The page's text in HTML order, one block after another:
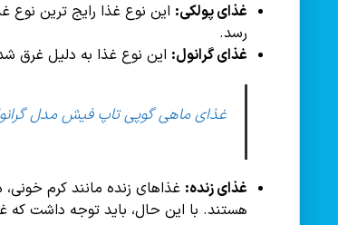
غذای پولکی: این نوع غذا رایج ترین
رسد.
غذای گرانول: این نوع غذا به دلیل غرق
غذای ماهی گوپی تاپ فیش مدل گرانول
غذای زنده: غذاهای زنده مانند کرم
هستند. با این حال، باید توجه داشت